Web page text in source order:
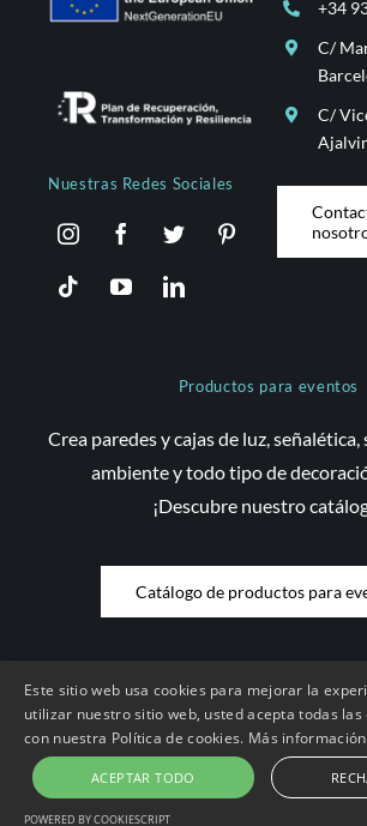
Nuestras Redes Sociales
+34
C/
C/
Productos para eventos
Crea paredes y cajas de luz,
ambiente y todo tipo de
¡Descubre nuestro
Catálogo de productos para
© Copyright 2026 Saez Decom - Todos los
desenvolupada perCompsa Online• Aviso Legal y
Condiciones de contratación |
Política de
Privacidad
Este sitio web usa cookies para mejorar la
utilizar nuestro sitio web, usted acepta todas las
con nuestra Política de cookies. Más información
ACEPTAR TODO
POWERED BY COOKIESCRIPT